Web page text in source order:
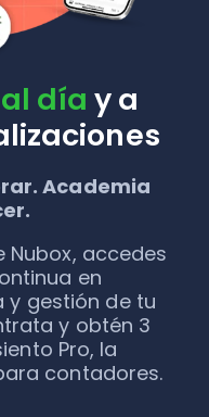
día y a
Academia
Nubox, accedes
en
y gestión de tu
y obtén 3
Pro, la
contadores.